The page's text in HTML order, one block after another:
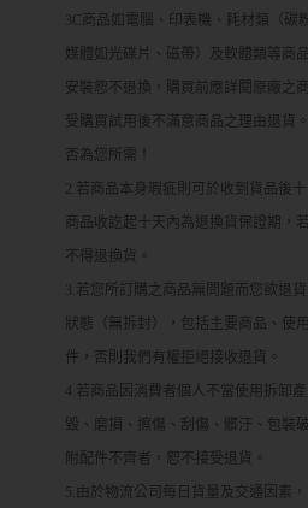
3C商品如電腦、印表機、耗材類（碳
媒體如光碟片、磁帶）及軟體類等商
安裝恕不退換，購買前應詳閱原廠之
受購買試用後不滿意商品之理由退貨
否為您所需！
2.若商品本身瑕疵則可於收到貨品後
商品收訖起十天內為退換貨保證期，
不得退換貨。
3.若您所訂購之商品無問題而您欲退
狀態（無拆封），包括主要商品、使
件，否則我們有權拒絕接收退貨。
4.若商品因消費者個人不當使用拆卸
毀、磨損、擦傷、刮傷、髒汙、包裝
附配件不齊者，恕不接受退貨。
5.由於物流公司每日貨量及交通因素